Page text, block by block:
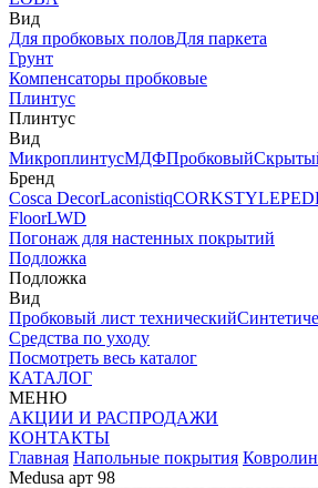
Вид
Для пробковых половДля паркета
Грунт
Компенсаторы пробковые
Плинтус
Плинтус
Вид
МикроплинтусМДФПробковый
Бренд
Cosca DecorLaconistiqCORKSTYLE
FloorLWD
Погонаж для настенных покрытий
Подложка
Подложка
Вид
Пробковый лист технический
Средства по уходу
Посмотреть весь каталог
КАТАЛОГ
МЕНЮ
АКЦИИ И РАСПРОДАЖИ
КОНТАКТЫ
Главная Напольные покрытия Ковролин
Medusa арт 98